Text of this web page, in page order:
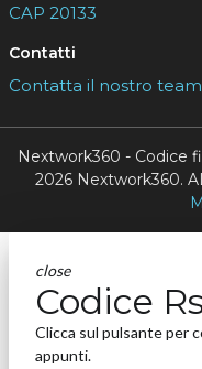
CAP 20133
Contatti
Contatta il nostro
Nextwork360 - Codice
2026 Nextwork360.
close
Codice
Clicca sul pulsante per
appunti.